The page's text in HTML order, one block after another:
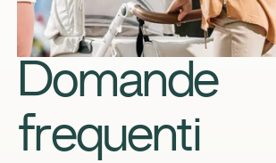
Domande
frequenti